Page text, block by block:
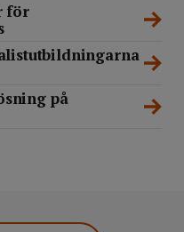
för
på